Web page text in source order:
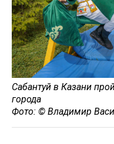
Сабантуй в Казани
города
Фото: © Владимир